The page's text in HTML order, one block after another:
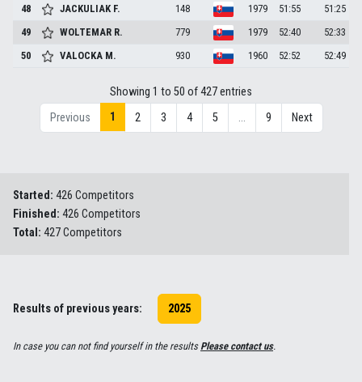
48
JACKULIAK F. 148 1979 51:55
51:25
49
WOLTEMAR R. 779 1979 52:40
52:33
50
VALOCKA M. 930 1960 52:52 52:49
Showing 1 to 50 of 427 entries
Previous
1 2 3 4 5 … 9 Next
Started: 426 Competitors
Finished: 426 Competitors
Total: 427 Competitors
Results of previous years: 2025
In case you can not find yourself in the resultsPlease contact us.